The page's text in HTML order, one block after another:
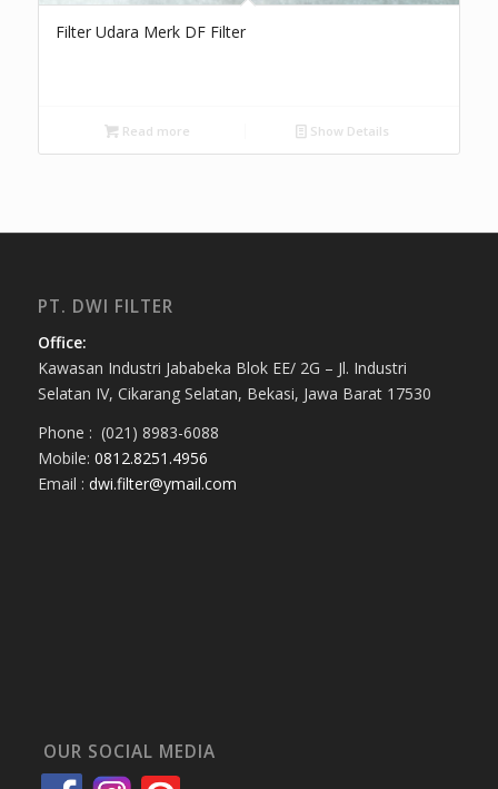
Filter Udara Merk DF Filter
Read more Show Details
PT. DWI FILTER
Office:
Kawasan Industri Jababeka Blok EE/ 2G – Jl. Industri
Selatan IV, Cikarang Selatan, Bekasi, Jawa Barat 17530
Phone : (021) 8983-6088
Mobile: 0812.8251.4956
Email : dwi.filter@ymail.com
OUR SOCIAL MEDIA